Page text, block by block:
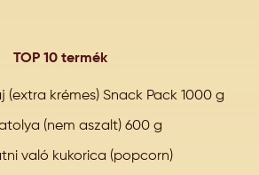
TOP 10 termék
(extra krémes) Snack Pack 1000 g
(nem aszalt) 600 g
való kukorica (popcorn)